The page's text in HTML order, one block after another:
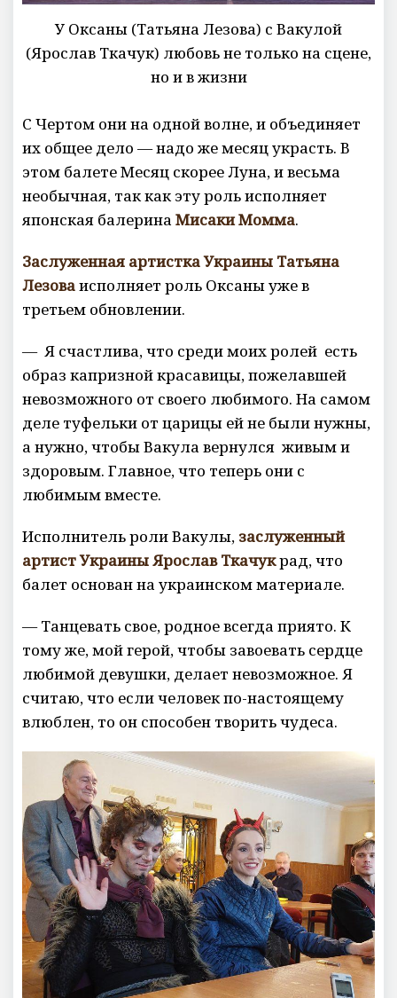
У Оксаны (Татьяна Лезова) с Вакулой
(Ярослав Ткачук) любовь не только на сцене,
но и в жизни
С Чертом они на одной волне, и объединяет
их общее дело — надо же месяц украсть. В
этом балете Месяц скорее Луна, и весьма
необычная, так как эту роль исполняет
японская балерина Мисаки Момма.
Заслуженная артистка Украины Татьяна
Лезоваисполняет роль Оксаны уже в
третьем обновлении.
— Я счастлива, что среди моих ролей есть
образ капризной красавицы, пожелавшей
невозможного от своего любимого. На самом
деле туфельки от царицы ей не были нужны,
а нужно, чтобы Вакула вернулся живым и
здоровым. Главное, что теперь они с
любимым вместе.
Исполнитель роли Вакулы, заслуженный
артист Украины Ярослав Ткачукрад, что
балет основан на украинском материале.
— Танцевать свое, родное всегда приято. К
тому же, мой герой, чтобы завоевать сердце
любимой девушки, делает невозможное. Я
считаю, что если человек по-настоящему
влюблен, то он способен творить чудеса.